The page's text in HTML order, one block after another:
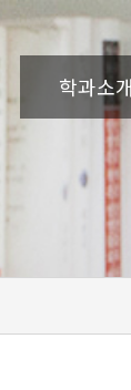
학과소개